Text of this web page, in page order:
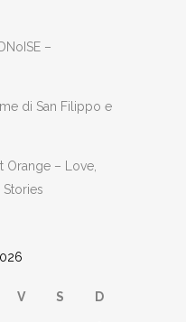
–
di San Filippo e
Orange – Love,
V S
D